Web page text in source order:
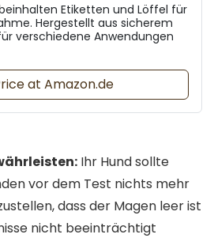
Etiketten und Löffel für
Hergestellt aus sicherem
verschiedene Anwendungen
at Amazon.de
Ihr Hund sollte
vor dem Test nichts mehr
dass der Magen leer ist
nicht beeinträchtigt